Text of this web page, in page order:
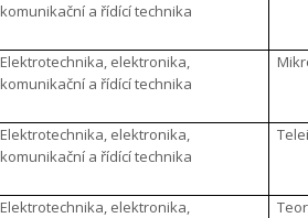
komunikační a řídící technika
Elektrotechnika, elektronika,
komunikační a řídící technika
Elektrotechnika, elektronika,
komunikační a řídící technika
Elektrotechnika, elektronika,